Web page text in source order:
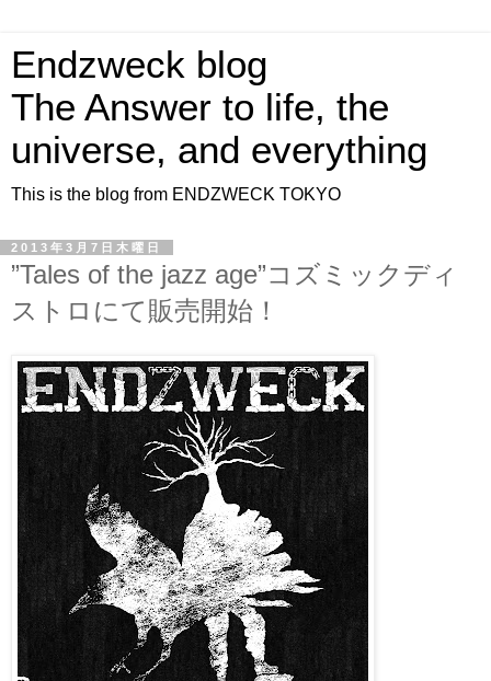
Endzweck blog
The Answer to life, the
universe, and everything
This is the blog from ENDZWECK TOKYO
2013年3月7日木曜日
”Tales of the jazz age”コズミックディ
ストロにて販売開始！